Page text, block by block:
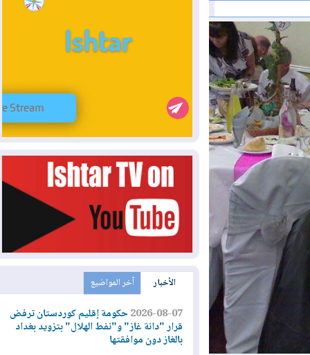
الأخبار آخر المواضيع
2026-08-07حكومة إقليم كوردستان ترفض
قرار "دانة غاز" و"نفط الهلال" بتزويد بغداد
بالغاز دون موافقتها